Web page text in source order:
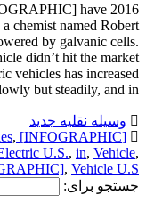
have
chemist named Robert
by galvanic cells.
didn’t hit the market
vehicles has increased
but steadily, and in […]
وسیله نقلیه جدید
[INFOGRAPHIC] Sales
,
U.S., in, Vehicle,
, Vehicle U.S.
جستجو برای: